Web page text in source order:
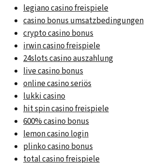
legiano casino freispiele
casino bonus umsatzbedingungen
crypto casino bonus
irwin casino freispiele
24slots casino auszahlung
live casino bonus
online casino seriös
lukki casino
hit spin casino freispiele
600% casino bonus
lemon casino login
plinko casino bonus
total casino freispiele